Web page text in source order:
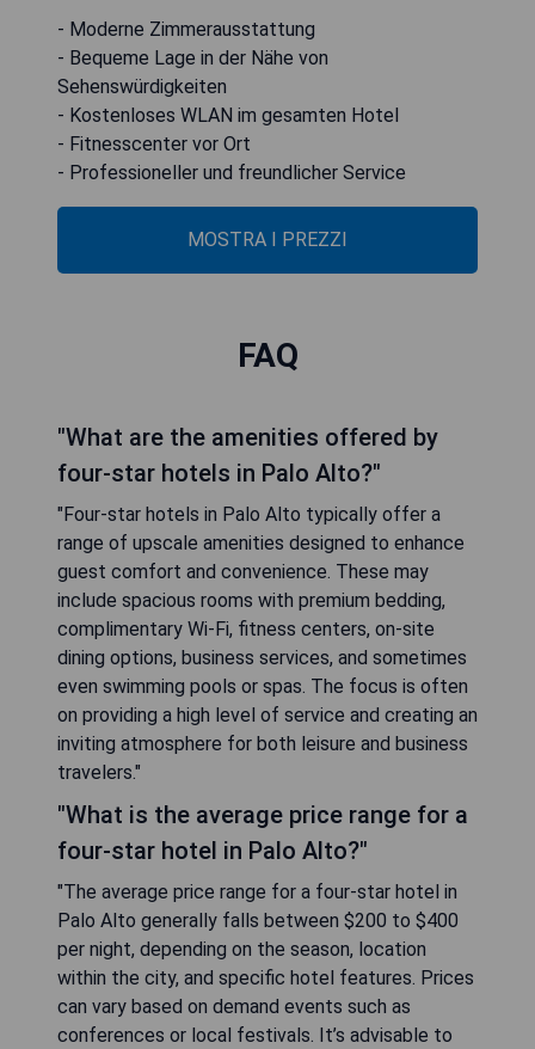
- Moderne Zimmerausstattung
- Bequeme Lage in der Nähe von
Sehenswürdigkeiten
- Kostenloses WLAN im gesamten Hotel
- Fitnesscenter vor Ort
- Professioneller und freundlicher Service
MOSTRA I PREZZI
FAQ
"What are the amenities offered by
four-star hotels in Palo Alto?"
"Four-star hotels in Palo Alto typically offer a
range of upscale amenities designed to enhance
guest comfort and convenience. These may
include spacious rooms with premium bedding,
complimentary Wi-Fi, fitness centers, on-site
dining options, business services, and sometimes
even swimming pools or spas. The focus is often
on providing a high level of service and creating an
inviting atmosphere for both leisure and business
travelers."
"What is the average price range for a
four-star hotel in Palo Alto?"
"The average price range for a four-star hotel in
Palo Alto generally falls between $200 to $400
per night, depending on the season, location
within the city, and specific hotel features. Prices
can vary based on demand events such as
conferences or local festivals. It’s advisable to